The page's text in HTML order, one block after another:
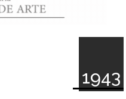
1943